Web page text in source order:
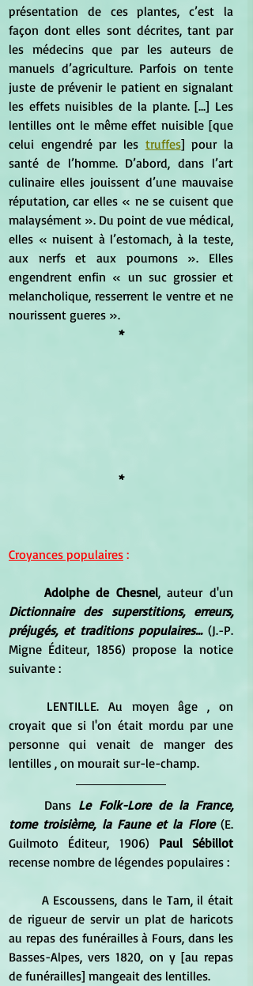
présentation de ces plantes, c’est la
façon dont elles sont décrites, tant par
les médecins que par les auteurs de
manuels d’agriculture. Parfois on tente
juste de prévenir le patient en signalant
les effets nuisibles de la plante. [...] Les
lentilles ont le même effet nuisible [que
celui engendré par les truffes] pour la
santé de l’homme. D’abord, dans l’art
culinaire elles jouissent d’une mauvaise
réputation, car elles « ne se cuisent que
malaysément ». Du point de vue médical,
elles « nuisent à l’estomach, à la teste,
aux nerfs et aux poumons ». Elles
engendrent enfin « un suc grossier et
melancholique, resserrent le ventre et ne
nourissent gueres ».
*
*
Croyances populaires :
Adolphe de Chesnel
Dictionnaire des superstitions, erreurs,
préjugés, et traditions populaires... (J.-P.
Migne Éditeur, 1856) propose la notice
suivante :
croyait que si l'on était mordu par une
personne qui venait de manger des
lentilles , on mourait sur-le-champ.
	Dans
Le Folk-Lore de la France,
tome troisième, la Faune et la Flore (E.
Guilmoto Éditeur, 1906)
recense nombre de légendes populaires :
de rigueur de servir un plat de haricots
au repas des funérailles à Fours, dans les
Basses-Alpes, vers 1820, on y [au repas
de funérailles] mangeait des lentilles.